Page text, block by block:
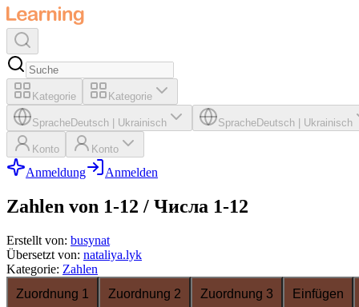
Kategorie Kategorie
SpracheDeutsch Ukrainisch SpracheDeutsch Ukrainisch
Konto Konto
Anmeldung Anmelden
Zahlen von 1-12 / Числа 1-12
Erstellt von: busynat
Übersetzt von: nataliya.lyk
Kategorie: Zahlen
Zuordnung 1
Zuordnung 2 Zuordnung 3 Einfügen